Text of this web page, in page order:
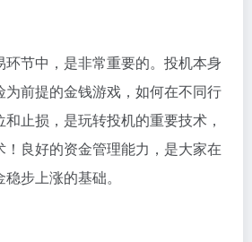
环节中，是非常重要的。投机本身
前提的金钱游戏，如何在不同行
止损，是玩转投机的重要技术，
！良好的资金管理能力，是大家在
步上涨的基础。